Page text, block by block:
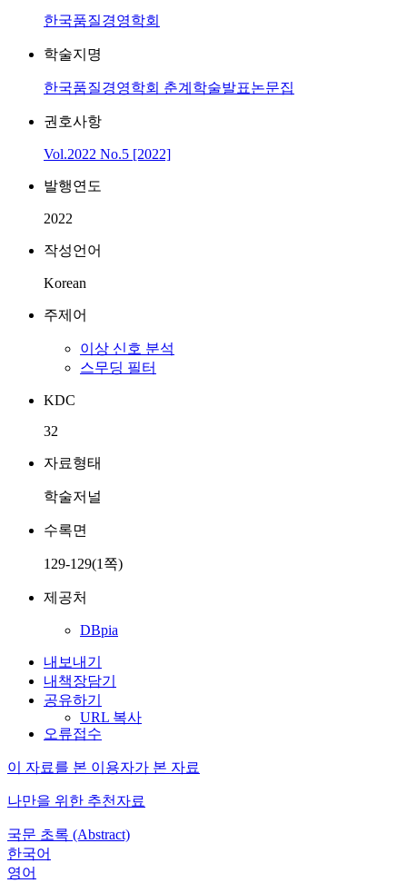
한국품질경영학회
학술지명
한국품질경영학회 춘계학술발표논문집
권호사항
Vol.2022 No.5 [2022]
발행연도
2022
작성언어
Korean
주제어
이상 신호 분석
스무딩 필터
KDC
32
자료형태
학술저널
수록면
129-129(1쪽)
제공처
DBpia
내보내기
내책장담기
공유하기
URL 복사
오류접수
이 자료를 본 이용자가 본 자료
나만을 위한 추천자료
국문 초록 (Abstract)
한국어
영어